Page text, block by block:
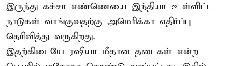
இருந்து கச்சா எண்ணெயை இந்தியா உள்ளிட்ட
நாடுகள் வாங்குவதற்கு அமெரிக்கா எதிர்ப்பு
தெரிவித்து வருகிறது.
இதற்கிடையே ரஷியா மீதான தடைகள் என்ற